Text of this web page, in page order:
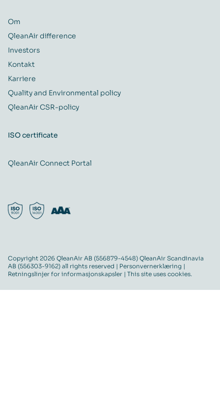
Om
QleanAir difference
Investors
Kontakt
Karriere
Quality and Environmental policy
QleanAir CSR-policy
ISO certificate
QleanAir Connect Portal
Copyright 2026 QleanAir AB (556879-4548) QleanAir Scandinavia
AB (556303-9162) all rights reserved | Personvernerklæring |
Retningslinjer for informasjonskapsler | This site uses cookies.